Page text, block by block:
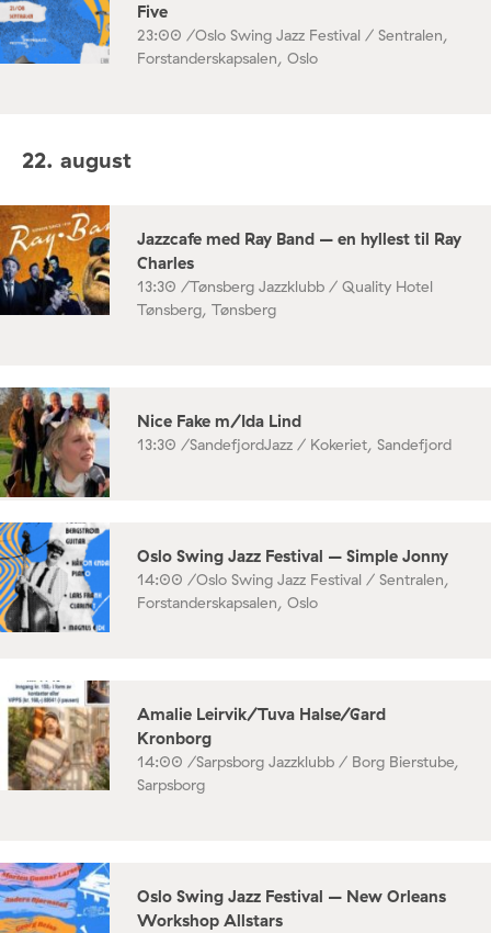
Five
23:00 /Oslo Swing Jazz Festival / Sentralen,
Forstanderskapsalen, Oslo
22. august
Jazzcafe med Ray Band – en hyllest til Ray
Charles
13:30 /Tønsberg Jazzklubb / Quality Hotel
Tønsberg, Tønsberg
Nice Fake m/Ida Lind
13:30 /SandefjordJazz / Kokeriet, Sandefjord
Oslo Swing Jazz Festival – Simple Jonny
14:00 /Oslo Swing Jazz Festival / Sentralen,
Forstanderskapsalen, Oslo
Amalie Leirvik/Tuva Halse/Gard
Kronborg
14:00 /Sarpsborg Jazzklubb / Borg Bierstube,
Sarpsborg
Oslo Swing Jazz Festival – New Orleans
Workshop Allstars